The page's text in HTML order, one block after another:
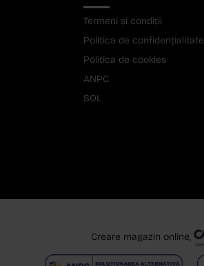
Termeni și condiții
Politica de confidențialitate
Politica de cookies
ANPC
SOL
Creare magazin online,